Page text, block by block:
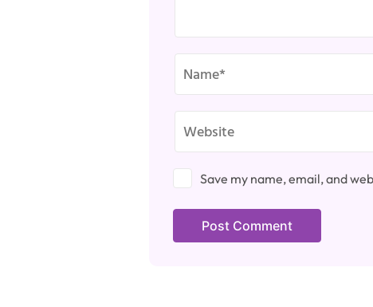
Save my name, email, and